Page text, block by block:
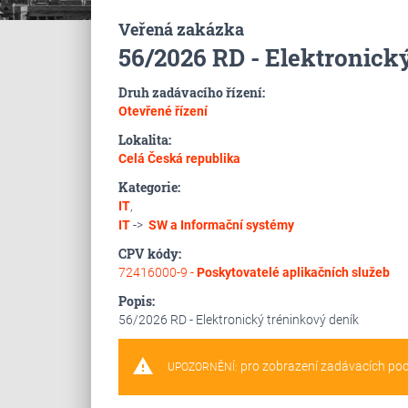
Veřená zakázka
56/2026 RD -
Druh zadávacího řízení:
Otevřené řízení
Lokalita:
Celá Česká republika
Kategorie:
IT,
IT-> SW a Informační systémy
CPV kódy:
72416000-9 -Poskytovatelé aplikačních služeb
Popis:
56/2026 RD - Elektronický tréninkový deník
warning UPOZORNĚNÍ: pro zobrazení zadávacích